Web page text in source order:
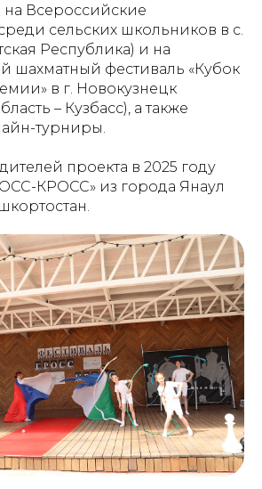
на Всероссийские
сельских школьников в с.
Республика) и на
шахматный фестиваль «Кубок
в г. Новокузнецк
– Кузбасс), а также
турниры.
проекта в 2025 году
КРОСС» из города Янаул